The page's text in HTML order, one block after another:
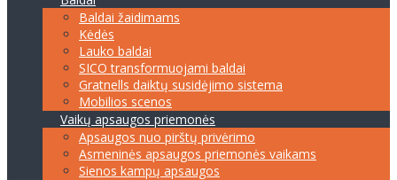
Baldai žaidimams
Kėdės
Lauko baldai
SICO transformuojami baldai
Gratnells daiktų susidėjimo sistema
Mobilios scenos
Vaikų apsaugos priemonės
Apsaugos nuo pirštų privėrimo
Asmeninės apsaugos priemonės vaikams
Sienos kampų apsaugos